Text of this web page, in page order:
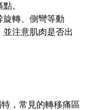
。
旋轉、側彎等動
注意肌肉是否出
，常見的轉移痛區